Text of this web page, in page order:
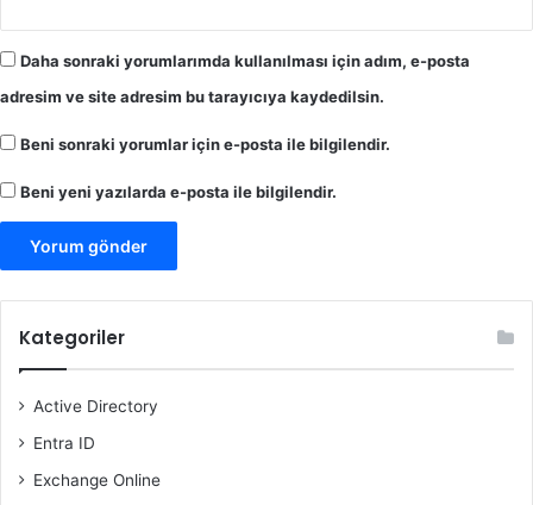
Daha sonraki yorumlarımda kullanılması için adım, e-posta
adresim ve site adresim bu tarayıcıya kaydedilsin.
Beni sonraki yorumlar için e-posta ile bilgilendir.
Beni yeni yazılarda e-posta ile bilgilendir.
Kategoriler
Active Directory
Entra ID
Exchange Online